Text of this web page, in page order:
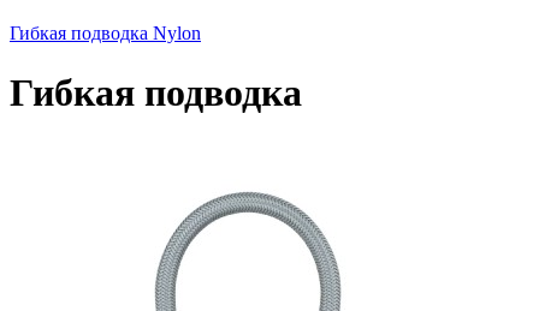
Гибкая подводка Nylon
Гибкая подводка